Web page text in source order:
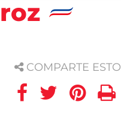
COMPARTE ESTO